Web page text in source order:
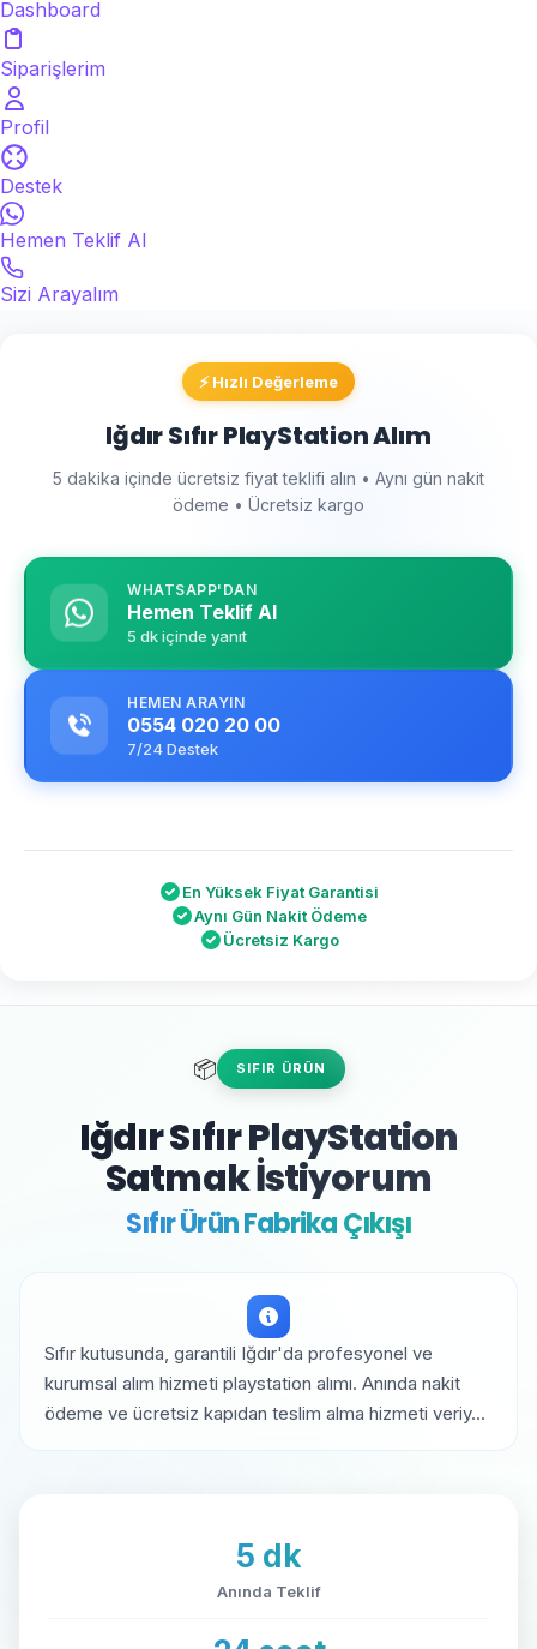
Dashboard
Siparişlerim
Profil
Destek
Hemen Teklif Al
Sizi Arayalım
⚡ Hızlı Değerleme
Iğdır Sıfır PlayStation Alım
5 dakika içinde ücretsiz fiyat teklifi alın • Aynı gün nakit
ödeme • Ücretsiz kargo
WHATSAPP'DAN
Hemen Teklif Al
5 dk içinde yanıt
HEMEN ARAYIN
0554 020 20 00
7/24 Destek
En Yüksek Fiyat Garantisi
Aynı Gün Nakit Ödeme
Ücretsiz Kargo
📦 SIFIR ÜRÜN
Iğdır Sıfır PlayStation
Satmak İstiyorum
Sıfır Ürün Fabrika Çıkışı
Sıfır kutusunda, garantili Iğdır'da profesyonel ve
kurumsal alım hizmeti playstation alımı. Anında nakit
ödeme ve ücretsiz kapıdan teslim alma hizmeti veriy...
5 dk
Anında Teklif